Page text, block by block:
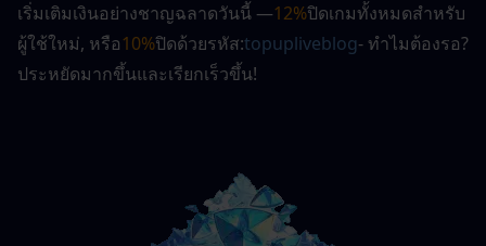
เริ่มเติมเงินอย่างชาญฉลาดวันนี้ —12%ปิดเกมทั้งหมดสำหรับ
ผู้ใช้ใหม่, หรือ10%ปิดด้วยรหัส:topupliveblog- ทำไมต้องรอ?
ประหยัดมากขึ้นและเรียกเร็วขึ้น!